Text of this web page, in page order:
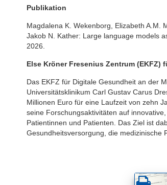
Publikation
Magdalena K. Wekenborg, Elizabeth A.M.
Jakob N. Kather: Large language models
2026.
Else Kröner Fresenius Zentrum (EKFZ)
Das EKFZ für Digitale Gesundheit an der
Universitätsklinikum Carl Gustav Carus
Millionen Euro für eine Laufzeit von zehn
seine Forschungsaktivitäten auf
Patientinnen und Patienten. Das Ziel ist
Gesundheitsversorgung, die medizinische